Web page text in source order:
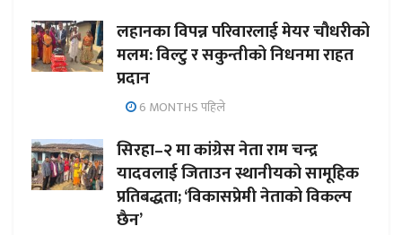
लहानका विपन्न परिवारलाई मेयर चौधरीको
मलम: विल्टु र सकुन्तीको निधनमा राहत
प्रदान
6 MONTHS पहिले
सिरहा–२ मा कांग्रेस नेता राम चन्द्र
यादवलाई जिताउन स्थानीयको सामूहिक
प्रतिबद्धता; ‘विकासप्रेमी नेताको विकल्प
छैन’